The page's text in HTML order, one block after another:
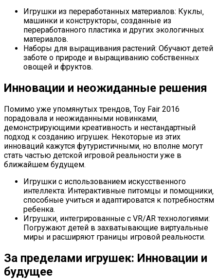
Игрушки из переработанных материалов: Куклы‚
машинки и конструкторы‚ созданные из
переработанного пластика и других экологичных
материалов.
Наборы для выращивания растений: Обучают детей
заботе о природе и выращиванию собственных
овощей и фруктов.
Инновации и неожиданные решения
Помимо уже упомянутых трендов‚ Toy Fair 2016
порадовала и неожиданными новинками‚
демонстрирующими креативность и нестандартный
подход к созданию игрушек. Некоторые из этих
инноваций кажутся футуристичными‚ но вполне могут
стать частью детской игровой реальности уже в
ближайшем будущем.
Игрушки с использованием искусственного
интеллекта: Интерактивные питомцы и помощники‚
способные учиться и адаптироватся к потребностям
ребенка.
Игрушки‚ интегрированные с VR/AR технологиями:
Погружают детей в захватывающие виртуальные
миры и расширяют границы игровой реальности.
За пределами игрушек: Инновации и
будущее